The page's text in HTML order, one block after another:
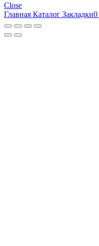
Close
Главная Каталог Закладки0